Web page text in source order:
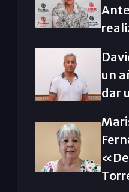
un
dar